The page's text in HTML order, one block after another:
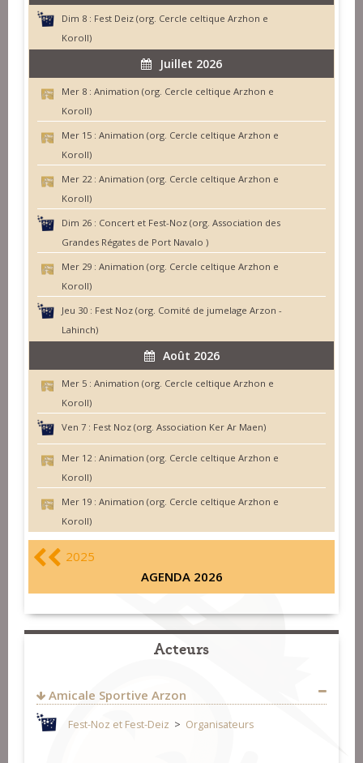
Dim 8 : Fest Deiz (org. Cercle celtique Arzhon e
Koroll)
Juillet 2026
Mer 8 : Animation (org. Cercle celtique Arzhon e
Koroll)
Mer 15 : Animation (org. Cercle celtique Arzhon e
Koroll)
Mer 22 : Animation (org. Cercle celtique Arzhon e
Koroll)
Dim 26 : Concert et Fest-Noz (org. Association des
Grandes Régates de Port Navalo )
Mer 29 : Animation (org. Cercle celtique Arzhon e
Koroll)
Jeu 30 : Fest Noz (org. Comité de jumelage Arzon -
Lahinch)
Août 2026
Mer 5 : Animation (org. Cercle celtique Arzhon e
Koroll)
Ven 7 : Fest Noz (org. Association Ker Ar Maen)
Mer 12 : Animation (org. Cercle celtique Arzhon e
Koroll)
Mer 19 : Animation (org. Cercle celtique Arzhon e
Koroll)
2025
AGENDA 2026
Acteurs
Amicale Sportive Arzon
Fest-Noz et Fest-Deiz > Organisateurs